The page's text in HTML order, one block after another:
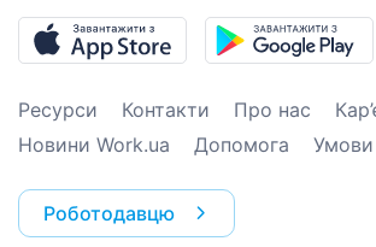
Ресурси Контакти Про нас
Новини Work.ua
Допомога Умови
Роботодавцю